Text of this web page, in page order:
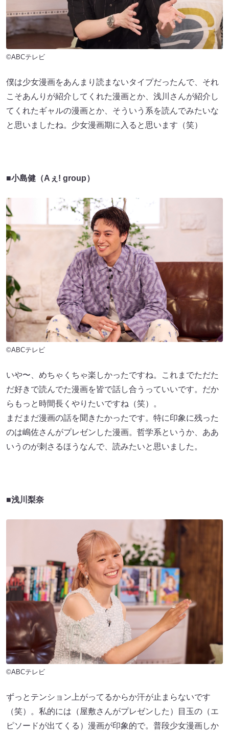
©ABCテレビ
僕は少女漫画をあんまり読まないタイプだったんで、それ
こそあんりが紹介してくれた漫画とか、浅川さんが紹介し
てくれたギャルの漫画とか、そういう系を読んでみたいな
と思いましたね。少女漫画期に入ると思います（笑）
■小島健（Aぇ! group）
©ABCテレビ
いや〜、めちゃくちゃ楽しかったですね。これまでただた
だ好きで読んでた漫画を皆で話し合うっていいです。だか
らもっと時間長くやりたいですね（笑）。
まだまだ漫画の話を聞きたかったです。特に印象に残った
のは嶋佐さんがプレゼンした漫画。哲学系というか、ああ
いうのが刺さるほうなんで、読みたいと思いました。
■浅川梨奈
©ABCテレビ
ずっとテンション上がってるからか汗が止まらないです
（笑）。私的には（屋敷さんがプレゼンした）目玉の（エ
ピソードが出てくる）漫画が印象的で。普段少女漫画しか